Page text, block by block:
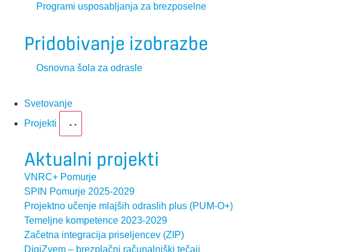
Programi usposabljanja za brezposelne
Pridobivanje izobrazbe
Osnovna šola za odrasle
Svetovanje
Projekti
Aktualni projekti
VNRC+ Pomurje
SPIN Pomurje 2025-2029
Projektno učenje mlajših odraslih plus (PUM-O+)
Temeljne kompetence 2023-2029
Začetna integracija priseljencev (ZIP)
DigiZvem – brezplačni računalniški tečaji